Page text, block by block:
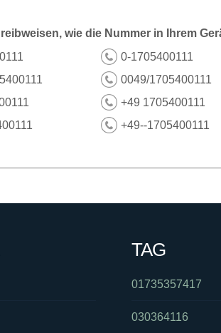
wie die Nummer in Ihrem
0-1705400111
0049/1705400111
+49 1705400111
+49--1705400111
TAG
01735357417
030364116